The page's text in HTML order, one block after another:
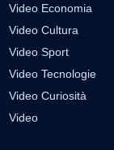
Video Economia
Video Cultura
Video Sport
Video Tecnologie
Video Curiosità
Video